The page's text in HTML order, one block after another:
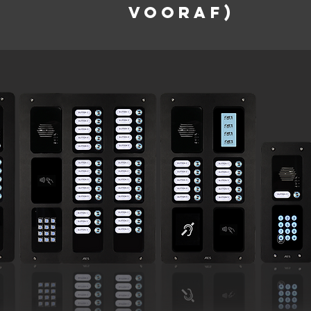
vooraf)